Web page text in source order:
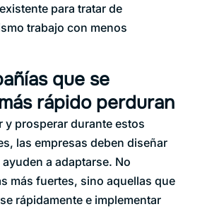
para tratar de
trabajo con menos
que se
rápido perduran
y prosperar durante estos
las empresas deben diseñar
a adaptarse. No
más fuertes, sino aquellas que
rápidamente e implementar